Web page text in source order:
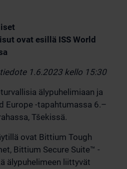
ovat esillä ISS World
1.6.2023 kello 15:30
älypuhelimiaan ja
Europe -tapahtumassa 6.–
Tšekissä.
ovat Bittium Tough
Bittium Secure Suite™ -
älypuhelimeen liittyvät